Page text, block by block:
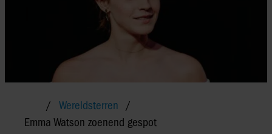
Wereldsterren
Emma Watson zoenend gespot